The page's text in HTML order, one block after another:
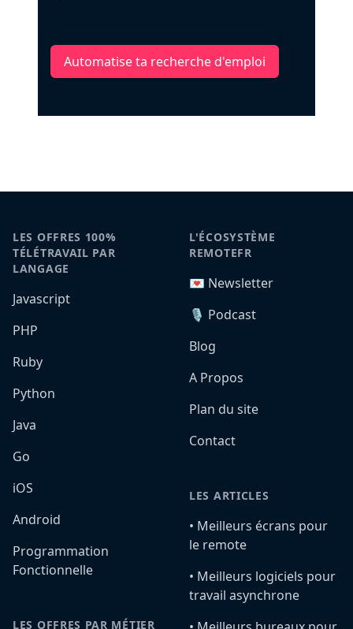
Automatise ta recherche d'emploi
LES OFFRES 100%
TÉLÉTRAVAIL PAR
LANGAGE
Javascript
PHP
Ruby
Python
Java
Go
iOS
Android
Programmation
Fonctionnelle
LES OFFRES PAR MÉTIER
L'ÉCOSYSTÈME
REMOTEFR
💌 Newsletter
🎙️ Podcast
Blog
A Propos
Plan du site
Contact
LES ARTICLES
•️ Meilleurs écrans pour
le remote
•️ Meilleurs logiciels pour
travail asynchrone